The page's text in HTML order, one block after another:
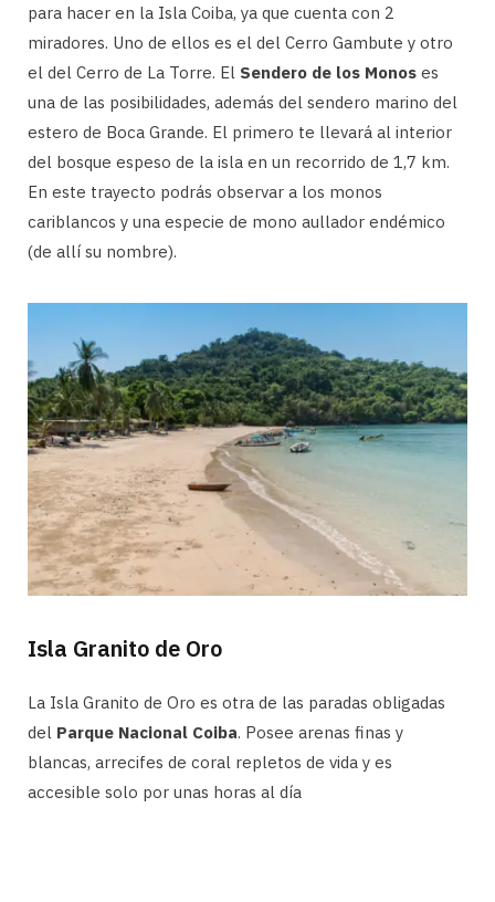
para hacer en la Isla Coiba, ya que cuenta con 2
miradores. Uno de ellos es el del Cerro Gambute y otro
el del Cerro de La Torre. El Sendero de los Monos es
una de las posibilidades, además del sendero marino del
estero de Boca Grande. El primero te llevará al interior
del bosque espeso de la isla en un recorrido de 1,7 km.
En este trayecto podrás observar a los monos
cariblancos y una especie de mono aullador endémico
(de allí su nombre).
Isla Granito de Oro
La Isla Granito de Oro es otra de las paradas obligadas
del Parque Nacional Coiba. Posee arenas finas y
blancas, arrecifes de coral repletos de vida y es
accesible solo por unas horas al día